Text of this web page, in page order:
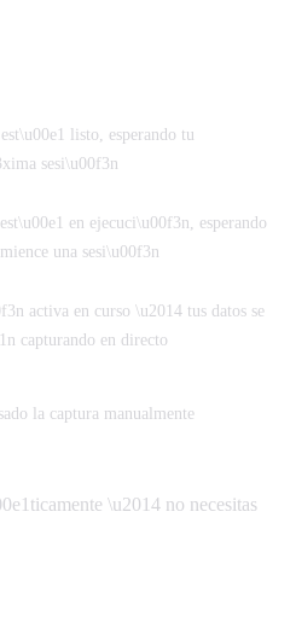
listo, esperando tu
sesi\u00f3n
en ejecuci\u00f3n, esperando
una sesi\u00f3n
activa en curso \u2014 tus datos se
capturando en directo
la captura manualmente
\u2014 no necesitas